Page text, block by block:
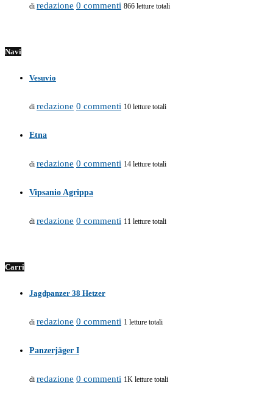
di redazione 0 commenti 866 letture totali
Navi
Vesuvio
di redazione 0 commenti 10 letture totali
Etna
di redazione 0 commenti 14 letture totali
Vipsanio Agrippa
di redazione 0 commenti 11 letture totali
Carri
Jagdpanzer 38 Hetzer
di redazione 0 commenti 1 letture totali
Panzerjäger I
di redazione 0 commenti 1K letture totali